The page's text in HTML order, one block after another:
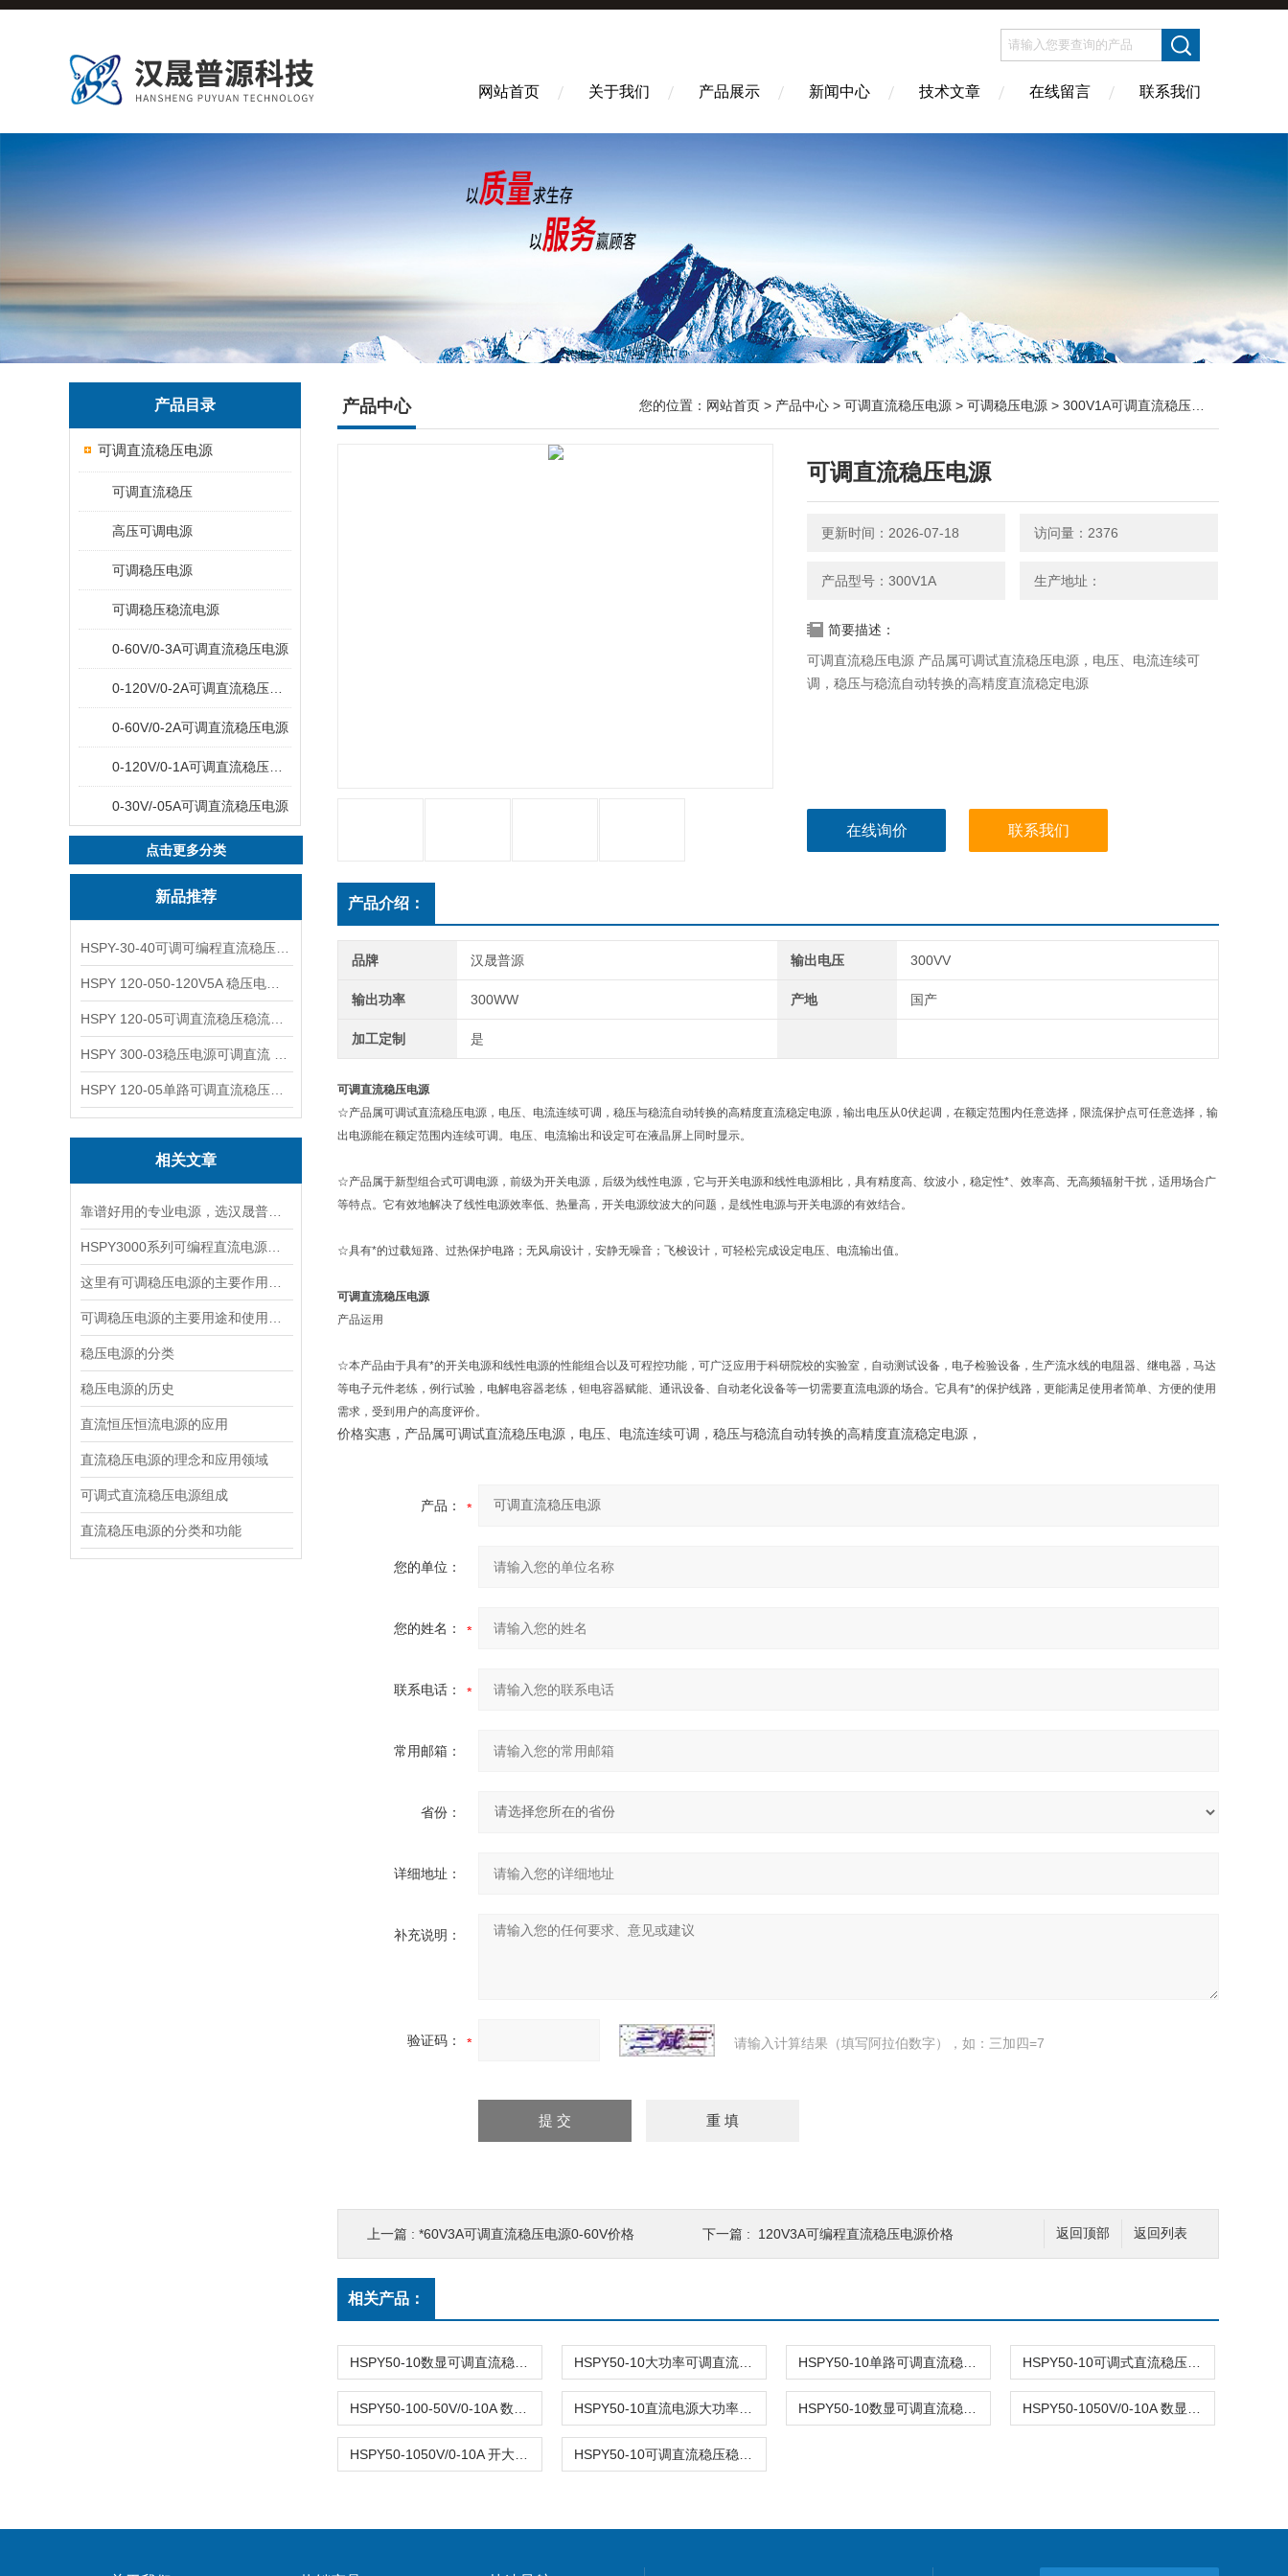
网站首页 关于我们 产品展示 新闻中心 技术文章 在线留言 联系我们
产品目录
可调直流稳压电源
可调直流稳压
高压可调电源
可调稳压电源
可调稳压稳流电源
0-60V/0-3A可调直流稳压电源
0-60V/0-2A可调直流稳压电源
0-30V/-05A可调直流稳压电源
点击更多分类
新品推荐
相关文章
稳压电源的分类
稳压电源的历史
直流恒压恒流电源的应用
直流稳压电源的理念和应用领域
可调式直流稳压电源组成
直流稳压电源的分类和功能
产品中心 您的位置： 网站首页 > 产品中心 > 可调直流稳压电源 > 可调稳压电源 > 300V1A可调直流稳压电源
可调直流稳压电源
更新时间：2026-07-18 访问量：2376
产品型号：300V1A 生产地址：
简要描述：
可调直流稳压电源 产品属可调试直流稳压电源，电压、电流连续可
调，稳压与稳流自动转换的高精度直流稳定电源
在线询价 联系我们
产品介绍：
品牌 汉晟普源 输出电压 300VV
输出功率 300WW 产地 国产
加工定制 是
可调直流稳压电源
☆产品属可调试直流稳压电源，电压、电流连续可调，稳压与稳流自动转换的高精度直流稳定电源，输出电压从0伏起调，在额定范围内任意选择，限流保护点可任意选择，输
出电源能在额定范围内连续可调。电压、电流输出和设定可在液晶屏上同时显示。
☆产品属于新型组合式可调电源，前级为开关电源，后级为线性电源，它与开关电源和线性电源相比，具有精度高、纹波小，稳定性*、效率高、无高频辐射干扰，适用场合广
等特点。它有效地解决了线性电源效率低、热量高，开关电源纹波大的问题，是线性电源与开关电源的有效结合。
☆具有*的过载短路、过热保护电路；无风扇设计，安静无噪音；飞梭设计，可轻松完成设定电压、电流输出值。
可调直流稳压电源
产品运用
☆本产品由于具有*的开关电源和线性电源的性能组合以及可程控功能，可广泛应用于科研院校的实验室，自动测试设备，电子检验设备，生产流水线的电阻器、继电器，马达
等电子元件老练，例行试验，电解电容器老练，钽电容器赋能、通讯设备、自动老化设备等一切需要直流电源的场合。它具有*的保护线路，更能满足使用者简单、方便的使用
需求，受到用户的高度评价。
价格实惠，产品属可调试直流稳压电源，电压、电流连续可调，稳压与稳流自动转换的高精度直流稳定电源，
产品：
您的单位：
您的姓名：
联系电话：
常用邮箱：
省份：
详细地址：
补充说明：
验证码： 请输入计算结果（填写阿拉伯数字），如：三加四=7
返回列表
返回顶部
上一篇 : *60V3A可调直流稳压电源0-60V价格 下一篇 : 120V3A可编程直流稳压电源价格
相关产品：